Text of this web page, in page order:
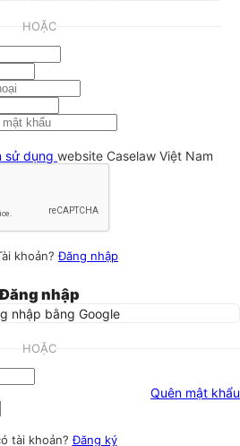
HOẶC
sử dụng website Caselaw Việt Nam
khoản?Đăng nhập
Đăng nhập
nhập bằng Google
HOẶC
Quên mật khẩu
tài khoản?Đăng ký